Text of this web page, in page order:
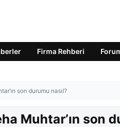
Firma Rehberi
son durumu nasıl?
Muhtar’ın son